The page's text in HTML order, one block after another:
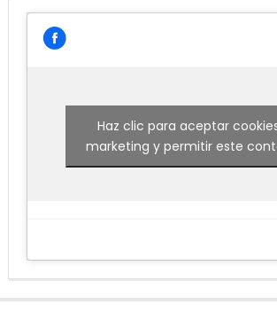
Haz clic para aceptar
marketing y permitir este